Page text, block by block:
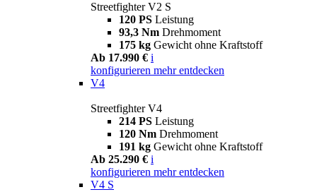
Streetfighter V2 S
120 PS Leistung
93,3 Nm Drehmoment
175 kg Gewicht ohne Kraftstoff
Ab 17.990 € i
konfigurieren mehr entdecken
V4
Streetfighter V4
214 PS Leistung
120 Nm Drehmoment
191 kg Gewicht ohne Kraftstoff
Ab 25.290 € i
konfigurieren mehr entdecken
V4 S